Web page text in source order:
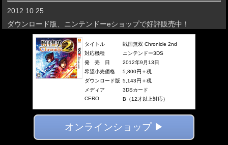
2012 10 25
ダウンロード版、ニンテンドーeショップで好評販売中！
タイトル
戦国無双 Chronicle 2nd
対応機種
ニンテンドー3DS
発 売 日
2012年9月13日
希望小売価格
5,800円＋税
ダウンロード版 5,143円＋税
メディア
3DSカード
CERO
B（12才以上対応）
オンラインショップ ▶